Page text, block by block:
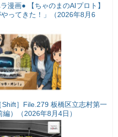
漫画● 【ちゃのまのAIプロト】
ってきた！」（2026年8月6
Shift］File.279 板橋区立志村第一
）（2026年8月4日）